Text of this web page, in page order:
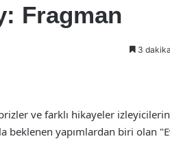
Fragman
3
ve farklı hikayeler izleyicilerin
beklenen yapımlardan biri olan